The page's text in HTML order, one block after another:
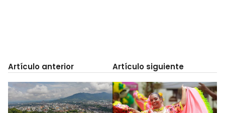
Artículo anterior Artículo siguiente